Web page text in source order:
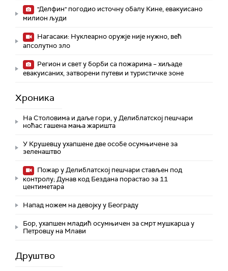
"Делфин" погодио источну обалу Кине, евакуисано
милион људи
Нагасаки: Нуклеарно оружје није нужно, већ
апсолутно зло
Регион и свет у борби са пожарима – хиљаде
евакуисаних, затворени путеви и туристичке зоне
Хроника
На Столовима и даље гори, у Делиблатској пешчари
ноћас гашена мања жаришта
У Крушевцу ухапшене две особе осумњичене за
зеленаштво
Пожар у Делиблатској пешчари стављен под
контролу; Дунав код Бездана порастао за 11
центиметара
Напад ножем на девојку у Београду
Бор, ухапшен младић осумњичен за смрт мушкарца у
Петровцу на Млави
Друштво